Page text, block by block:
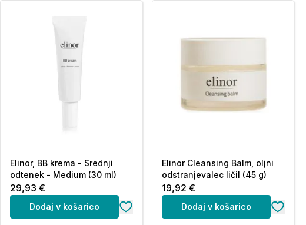
Elinor, BB krema - Srednji
odtenek - Medium (30 ml)
29,93 €
Dodaj v košarico
Elinor Cleansing Balm, oljni
odstranjevalec ličil (45 g)
19,92 €
Dodaj v košarico